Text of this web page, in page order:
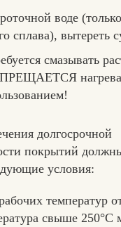
воде
сплава), вытереть
смазывать
долгосрочной
покрытий
условия:
температур
свыше 250°C